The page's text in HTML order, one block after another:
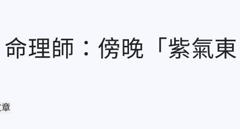
理師：傍晚「紫氣東